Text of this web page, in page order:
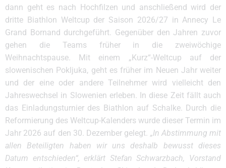
dann geht es nach Hochfilzen und anschließend wird der
dritte Biathlon Weltcup der Saison 2026/27 in Annecy Le
Grand Bornand durchgeführt. Gegenüber den Jahren zuvor
gehen die Teams früher in die zweiwöchige
Weihnachtspause. Mit einem „Kurz“-Weltcup auf der
slowenischen Pokljuka, geht es früher im Neuen Jahr weiter
und der eine oder andere Teilnehmer wird vielleicht den
Jahreswechsel in Slowenien erleben. In diese Zeit fällt auch
das Einladungsturnier des Biathlon auf Schalke. Durch die
Reformierung des Weltcup-Kalenders wurde dieser Termin im
Jahr 2026 auf den 30. Dezember gelegt. „In Abstimmung mit
allen Beteiligten haben wir uns deshalb bewusst dieses
Datum entschieden“, erklärt Stefan Schwarzbach, Vorstand